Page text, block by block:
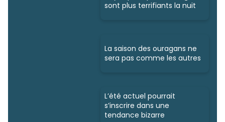
sont plus terrifiants la nuit
La saison des ouragans ne
sera pas comme les autres
L’été actuel pourrait
s’inscrire dans une
tendance bizarre